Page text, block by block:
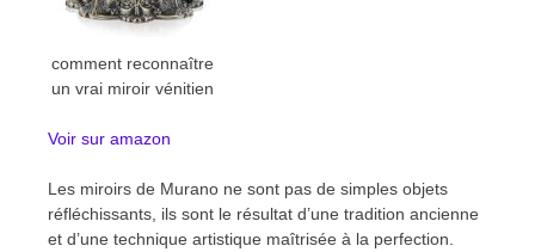
comment reconnaître
un vrai miroir vénitien
Voir sur amazon
Les miroirs de Murano ne sont pas de simples objets
réfléchissants, ils sont le résultat d’une tradition ancienne
et d’une technique artistique maîtrisée à la perfection.